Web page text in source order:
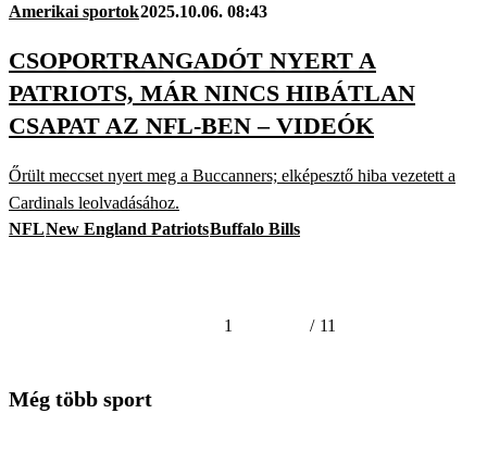
Amerikai sportok2025.10.06. 08:43
CSOPORTRANGADÓT NYERT A
PATRIOTS, MÁR NINCS HIBÁTLAN
CSAPAT AZ NFL-BEN – VIDEÓK
Őrült meccset nyert meg a Buccanners; elképesztő hiba vezetett a
Cardinals leolvadásához.
NFLNew England PatriotsBuffalo Bills
1 / 11
Még több sport